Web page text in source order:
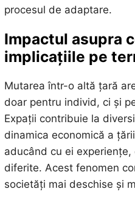
procesul de adaptare.
Impactul asupra
implicațiile pe
Mutarea într-o altă țară
doar pentru individ, ci și
Expații contribuie la
dinamica economică a
aducând cu ei
diferite. Acest fenomen
societăți mai deschise și